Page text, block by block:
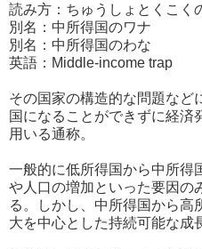
読み方：ちゅうしょとくこく
別名：中所得国のワナ
別名：中所得国のわな
英語：Middle-income trap
その国家の構造的な問題など
国になることができずに経済
用いる通称。
一般的に低所得国から中所得
や人口の増加といった要因の
る。しかし、中所得国から高
大を中心とした持続可能な成